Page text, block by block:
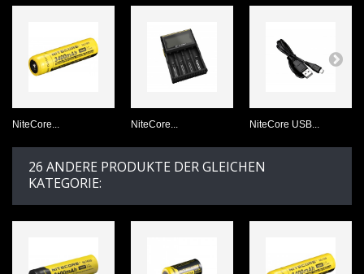
NiteCore... NiteCore... NiteCore USB...
26 ANDERE PRODUKTE DER GLEICHEN
KATEGORIE: